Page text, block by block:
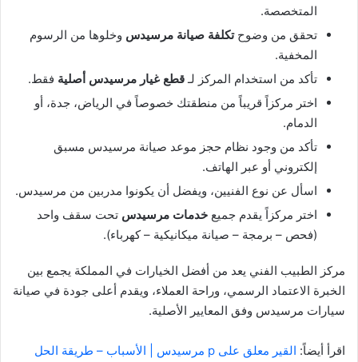
المتخصصة.
تحقق من وضوحتكلفة صيانة مرسيدس وخلوها من الرسوم
المخفية.
تأكد من استخدام المركز لـقطع غيار مرسيدس أصلية فقط.
اختر مركزاً قريباً من منطقتك خصوصاً في الرياض، جدة، أو
الدمام.
تأكد من وجود نظام حجز موعد صيانة مرسيدس مسبق
إلكتروني أو عبر الهاتف.
اسأل عن نوع الفنيين، ويفضل أن يكونوا مدربين من مرسيدس.
اختر مركزاً يقدم جميع خدمات مرسيدس تحت سقف واحد
(فحص – برمجة – صيانة ميكانيكية – كهرباء).
مركز الطبيب الفني يعد من أفضل الخيارات في المملكة يجمع بين
الخبرة الاعتماد الرسمي، وراحة العملاء، ويقدم أعلى جودة في صيانة
سيارات مرسيدس وفق المعايير الأصلية.
اقرأ أيضاً:
القير معلق على p مرسيدس | الأسباب – طريقة الحل